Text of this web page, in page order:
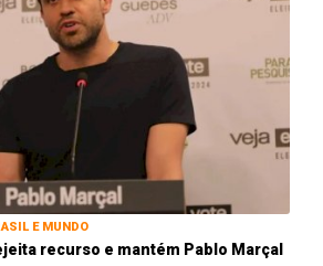
E MUNDO
recurso e mantém Pablo Marçal